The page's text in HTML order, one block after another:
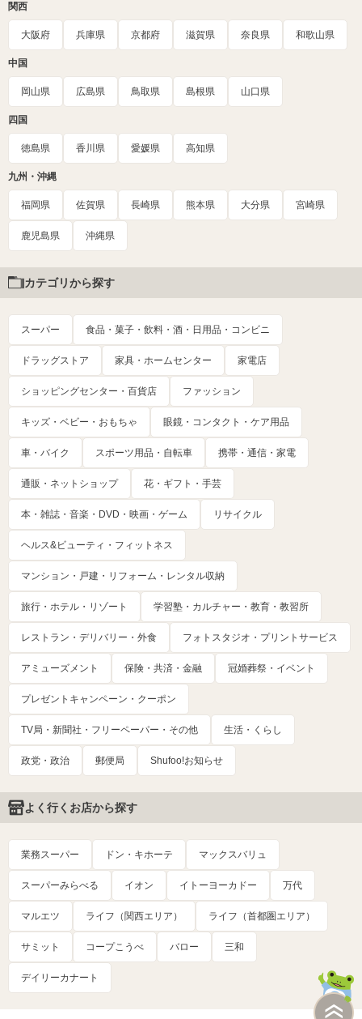
関西
大阪府 兵庫県 京都府 滋賀県 奈良県 和歌山県
中国
岡山県 広島県 鳥取県 島根県 山口県
四国
徳島県 香川県 愛媛県 高知県
九州・沖縄
福岡県 佐賀県 長崎県 熊本県 大分県 宮崎県
鹿児島県 沖縄県
カテゴリから探す
スーパー 食品・菓子・飲料・酒・日用品・コンビニ
ドラッグストア 家具・ホームセンター 家電店
ショッピングセンター・百貨店 ファッション
キッズ・ベビー・おもちゃ 眼鏡・コンタクト・ケア用品
車・バイク スポーツ用品・自転車 携帯・通信・家電
通販・ネットショップ 花・ギフト・手芸
本・雑誌・音楽・DVD・映画・ゲーム リサイクル
ヘルス&ビューティ・フィットネス
マンション・戸建・リフォーム・レンタル収納
旅行・ホテル・リゾート 学習塾・カルチャー・教育・教習所
レストラン・デリバリー・外食 フォトスタジオ・プリントサービス
アミューズメント 保険・共済・金融 冠婚葬祭・イベント
プレゼントキャンペーン・クーポン
TV局・新聞社・フリーペーパー・その他 生活・くらし
政党・政治 郵便局 Shufoo!お知らせ
よく行くお店から探す
業務スーパー ドン・キホーテ マックスバリュ
スーパーみらべる イオン イトーヨーカドー 万代
マルエツ ライフ（関西エリア） ライフ（首都圏エリア）
サミット コープこうべ バロー 三和
デイリーカナート